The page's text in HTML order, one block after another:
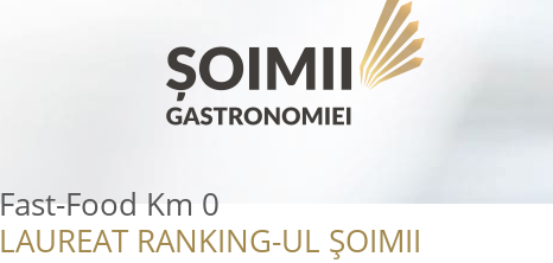
Fast-Food Km 0
LAUREAT RANKING-UL ȘOIMII